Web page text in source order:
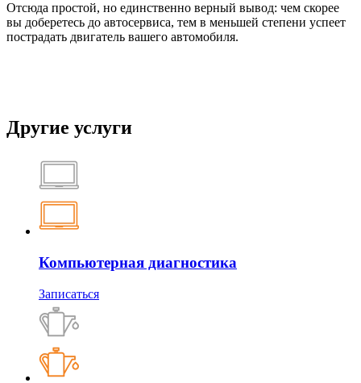
Отсюда простой, но единственно верный вывод: чем скорее
вы доберетесь до автосервиса, тем в меньшей степени успеет
пострадать двигатель вашего автомобиля.
Другие услуги
Компьютерная диагностика
Записаться